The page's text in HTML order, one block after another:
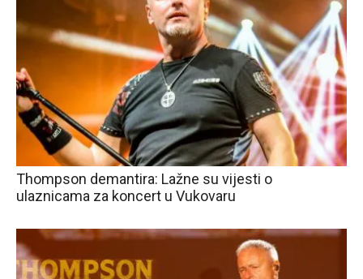
Thompson demantira: Lažne su vijesti o
ulaznicama za koncert u Vukovaru